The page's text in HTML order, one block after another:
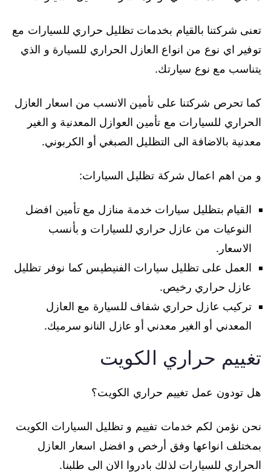
تعنى شركتنا بالقيام بخدمات تظليل حراري للسيارات مع
توفير اي نوع من انواع العازل الحراري للسيارة و الذي
يتناسب مع نوع سيارتك.
كما تحرص شركتنا على تأمين الانسب من اسعار العازل
الحراري للسيارات مع تأمين العوازل المعدنية و الغير
معدنية بالاضافة الى التظليل الصبغي أو الكربوني.
و من اهم اعمال شركة تظليل السيارات:
القيام بتظليل سيارات خدمة منازل مع تأمين افضل
النوعيات من عازل حراري للسيارات و بأنسب
الاسعار.
العمل على تظليل سيارات الفنيطيس كما نوفر تظليل
عازل حراري رخيص.
تركيب عازل حراري شفاف للسيارة مع العازل
المعدني أو الغير معدني أو عازل النانو سرميك.
تغييم حراري الكويت
هل تودون عمل تغييم حراري الكويت؟
نحن نؤمن لكم خدمات تفييم و تظليل السيارات الكويت
بمختلف انواعها وفق أرخص و افضل اسعار العازل
الحراري للسيارات لذلك بادروا الان الى طلبنا.